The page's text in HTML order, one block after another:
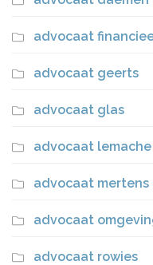
advocaat
advocaat geerts
advocaat glas
advocaat lemache
advocaat mertens
advocaat
advocaat rowies